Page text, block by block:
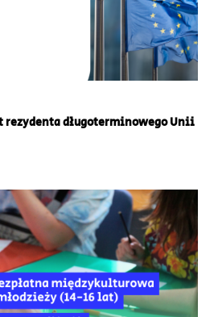
rezydenta długoterminowego Unii